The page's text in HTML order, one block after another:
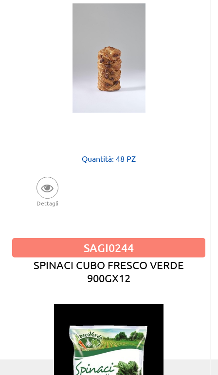
Quantità: 48 PZ
Dettagli
SAGI0244
SPINACI CUBO FRESCO VERDE
900GX12